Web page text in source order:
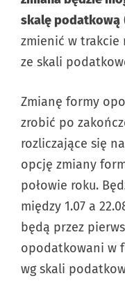
skalę podatkową
zmienić w
ze skali
Zmianę formy
zrobić po
rozliczające się
opcję zmiany
połowie roku.
między 1.07 a
będą przez
opodatkowani w
wg skali